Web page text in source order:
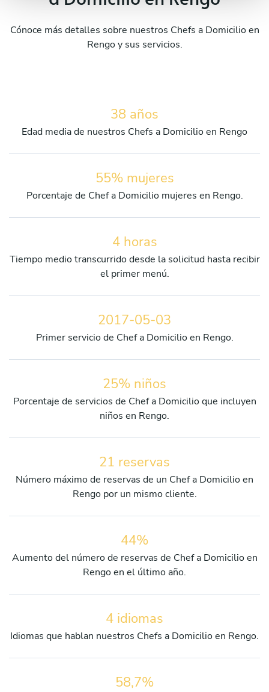
Cónoce más detalles sobre nuestros Chefs a Domicilio en
Rengo y sus servicios.
38 años
Edad media de nuestros Chefs a Domicilio en Rengo
55% mujeres
Porcentaje de Chef a Domicilio mujeres en Rengo.
4 horas
Tiempo medio transcurrido desde la solicitud hasta recibir
el primer menú.
2017-05-03
Primer servicio de Chef a Domicilio en Rengo.
25% niños
Porcentaje de servicios de Chef a Domicilio que incluyen
niños en Rengo.
21 reservas
Número máximo de reservas de un Chef a Domicilio en
Rengo por un mismo cliente.
44%
Aumento del número de reservas de Chef a Domicilio en
Rengo en el último año.
4 idiomas
Idiomas que hablan nuestros Chefs a Domicilio en Rengo.
58,7%